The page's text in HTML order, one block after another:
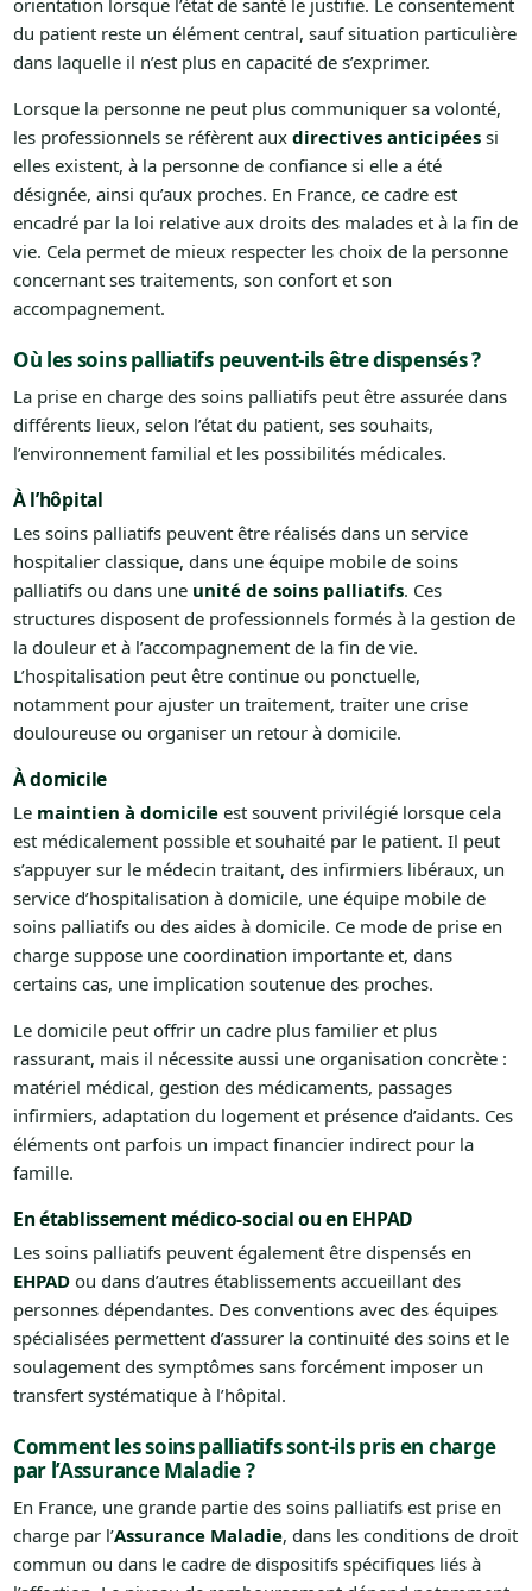
orientation lorsque l’état de santé le justifie. Le consentement
du patient reste un élément central, sauf situation particulière
dans laquelle il n’est plus en capacité de s’exprimer.
Lorsque la personne ne peut plus communiquer sa volonté,
les professionnels se réfèrent aux directives anticipéessi
elles existent, à la personne de confiance si elle a été
désignée, ainsi qu’aux proches. En France, ce cadre est
encadré par la loi relative aux droits des malades et à la fin de
vie. Cela permet de mieux respecter les choix de la personne
concernant ses traitements, son confort et son
accompagnement.
Où les soins palliatifs peuvent-ils être dispensés ?
La prise en charge des soins palliatifs peut être assurée dans
différents lieux, selon l’état du patient, ses souhaits,
l’environnement familial et les possibilités médicales.
À l’hôpital
Les soins palliatifs peuvent être réalisés dans un service
hospitalier classique, dans une équipe mobile de soins
palliatifs ou dans une unité de soins palliatifs. Ces
structures disposent de professionnels formés à la gestion de
la douleur et à l’accompagnement de la fin de vie.
L’hospitalisation peut être continue ou ponctuelle,
notamment pour ajuster un traitement, traiter une crise
douloureuse ou organiser un retour à domicile.
À domicile
Le maintien à domicileest souvent privilégié lorsque cela
est médicalement possible et souhaité par le patient. Il peut
s’appuyer sur le médecin traitant, des infirmiers libéraux, un
service d’hospitalisation à domicile, une équipe mobile de
soins palliatifs ou des aides à domicile. Ce mode de prise en
charge suppose une coordination importante et, dans
certains cas, une implication soutenue des proches.
Le domicile peut offrir un cadre plus familier et plus
rassurant, mais il nécessite aussi une organisation concrète :
matériel médical, gestion des médicaments, passages
infirmiers, adaptation du logement et présence d’aidants. Ces
éléments ont parfois un impact financier indirect pour la
famille.
En établissement médico-social ou en EHPAD
Les soins palliatifs peuvent également être dispensés en
EHPADou dans d’autres établissements accueillant des
personnes dépendantes. Des conventions avec des équipes
spécialisées permettent d’assurer la continuité des soins et le
soulagement des symptômes sans forcément imposer un
transfert systématique à l’hôpital.
Comment les soins palliatifs sont-ils pris en charge
par l’Assurance Maladie ?
En France, une grande partie des soins palliatifs est prise en
charge par l’Assurance Maladie, dans les conditions de droit
commun ou dans le cadre de dispositifs spécifiques liés à